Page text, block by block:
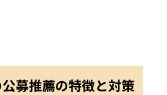
募推薦の特徴と対策